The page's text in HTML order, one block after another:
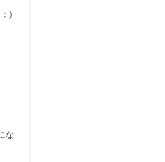
)
な